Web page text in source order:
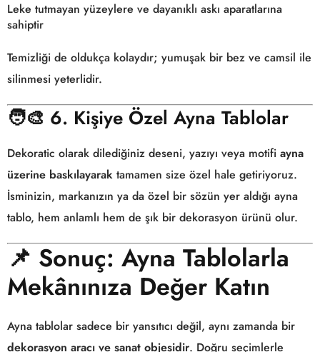
Leke tutmayan yüzeylere ve dayanıklı askı aparatlarına
sahiptir
Temizliği de oldukça kolaydır; yumuşak bir bez ve camsil ile
silinmesi yeterlidir.
🧑‍🎨 6. Kişiye Özel Ayna Tablolar
Dekoratic olarak dilediğiniz deseni, yazıyı veya motifi ayna
üzerine baskılayarak tamamen size özel hale getiriyoruz.
İsminizin, markanızın ya da özel bir sözün yer aldığı ayna
tablo, hem anlamlı hem de şık bir dekorasyon ürünü olur.
📌 Sonuç: Ayna Tablolarla
Mekânınıza Değer Katın
Ayna tablolar sadece bir yansıtıcı değil, aynı zamanda bir
dekorasyon aracı ve sanat objesidir. Doğru seçimlerle